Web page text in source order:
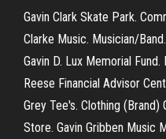
Gavin Clark Skate Park.
Clarke Music. Musician/
Gavin D. Lux Memorial
Reese Financial Advisor
Grey Tee's. Clothing (Brand)
Store. Gavin Gribben Music